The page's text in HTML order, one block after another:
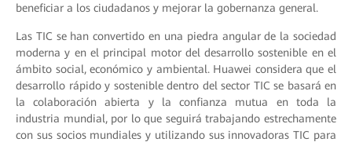
beneficiar a los ciudadanos y mejorar la gobernanza general.
Las TIC se han convertido en una piedra angular de la sociedad
moderna y en el principal motor del desarrollo sostenible en el
ámbito social, económico y ambiental. Huawei considera que el
desarrollo rápido y sostenible dentro del sector TIC se basará en
la colaboración abierta y la confianza mutua en toda la
industria mundial, por lo que seguirá trabajando estrechamente
con sus socios mundiales y utilizando sus innovadoras TIC para